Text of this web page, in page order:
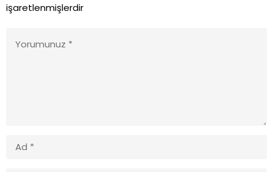
işaretlenmişlerdir